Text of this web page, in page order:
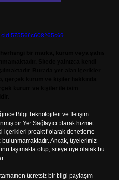
Bilgi Teknolojileri ve İletişim
bir Yer Sağlayıcı olarak hizmet
içerikleri proaktif olarak denetleme
Ancak, üyelerimiz
taşımakta olup, siteye üye olarak bu
ücretsiz bir bilgi paylaşım